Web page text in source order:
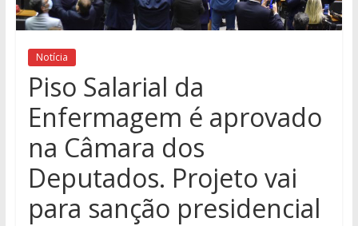
Notícia
Piso Salarial da
Enfermagem é aprovado
na Câmara dos
Deputados. Projeto vai
para sanção presidencial